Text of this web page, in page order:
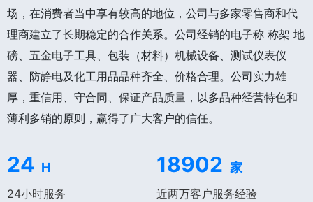
场，在消费者当中享有较高的地位，公司与多家零售商和代
理商建立了长期稳定的合作关系。公司经销的电子称 称架 地
磅、五金电子工具、包装（材料）机械设备、测试仪表仪
器、防静电及化工用品品种齐全、价格合理。公司实力雄
厚，重信用、守合同、保证产品质量，以多品种经营特色和
薄利多销的原则，赢得了广大客户的信任。
24 H
24小时服务
18902 家
近两万客户服务经验